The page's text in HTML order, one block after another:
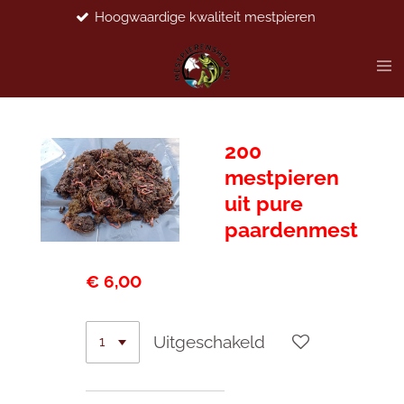
hoofdinhoud
Hoogwaardige kwaliteit mestpieren
200
mestpieren
uit pure
paardenmest
€ 6,00
Uitgeschakeld